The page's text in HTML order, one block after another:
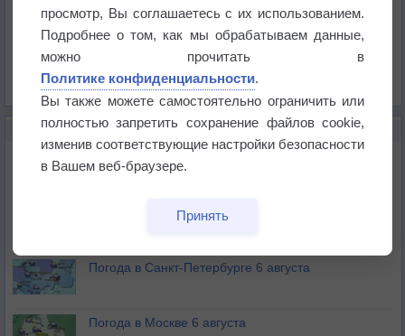
Давление
Осадки
Облачность
Список всех карт
НОВОЕ О ПОГОДЕ
Погода в Екатеринбурге 6 августа
Погода в Краснодаре 6 августа
Погода в Санкт-Петербурге 6 августа
Погода в Москве 6 августа
просмотр, Вы соглашаетесь с их использованием.
Подробнее о том, как мы обрабатываем данные,
можно прочитать в
Политике конфиденциальности.
Вы также можете самостоятельно ограничить или
полностью запретить сохранение файлов cookie,
изменив соответствующие настройки безопасности
в Вашем веб-браузере.
Принять